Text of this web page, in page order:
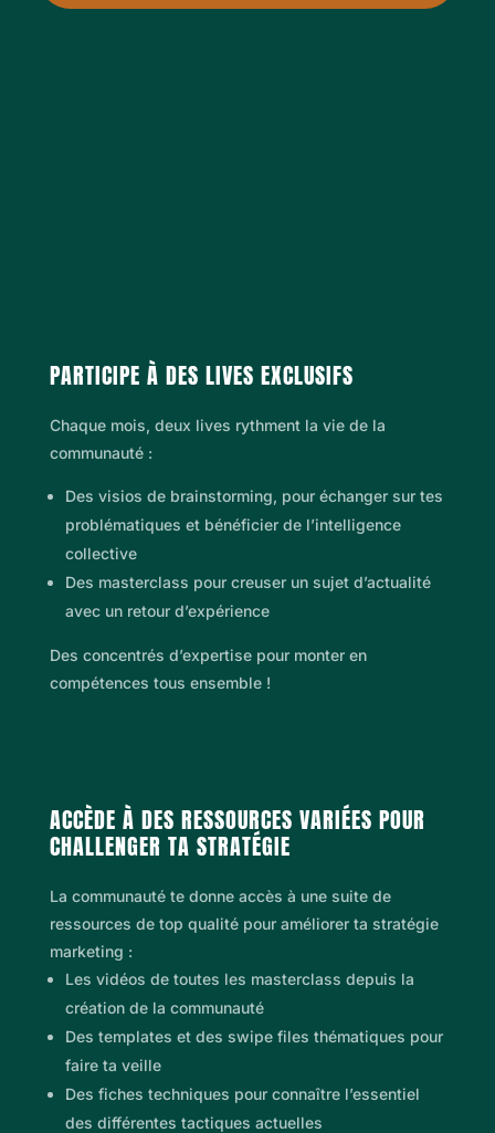
PARTICIPE À DES LIVES EXCLUSIFS
Chaque mois, deux lives rythment la vie de la
communauté :
Des visios de brainstorming, pour échanger sur tes
problématiques et bénéficier de l’intelligence
collective
Des masterclass pour creuser un sujet d’actualité
avec un retour d’expérience
Des concentrés d’expertise pour monter en
compétences tous ensemble !
ACCÈDE À DES RESSOURCES VARIÉES POUR
CHALLENGER TA STRATÉGIE
La communauté te donne accès à une suite de
ressources de top qualité pour améliorer ta stratégie
marketing :
Les vidéos de toutes les masterclass depuis la
création de la communauté
Des templates et des swipe files thématiques pour
faire ta veille
Des fiches techniques pour connaître l’essentiel
des différentes tactiques actuelles